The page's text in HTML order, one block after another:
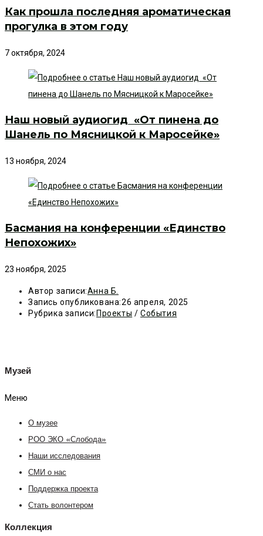
Как прошла последняя ароматическая
прогулка в этом году
7 октября, 2024
Наш новый аудиогид «От пинена до
Шанель по Мясницкой к Маросейке»
13 ноября, 2024
Басмания на конференции «Единство
Непохожих»
23 ноября, 2025
Автор записи:Анна Б.
Запись опубликована:26 апреля, 2025
Рубрика записи: Проекты / События
Музей
Меню
О музее
РОО ЭКО «Слобода»
Наши исследования
СМИ о нас
Поддержка проекта
Стать волонтером
Коллекция